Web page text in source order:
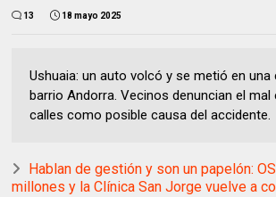
13 18 mayo 2025
Ushuaia: un auto volcó y se metió en una
barrio Andorra. Vecinos denuncian el mal
calles como posible causa del accidente.
Hablan de gestión y son un papelón:
millones y la Clínica San Jorge vuelve a